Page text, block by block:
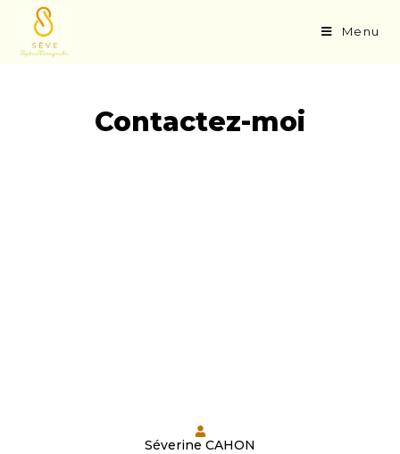
Menu
Contactez-moi
Séverine CAHON